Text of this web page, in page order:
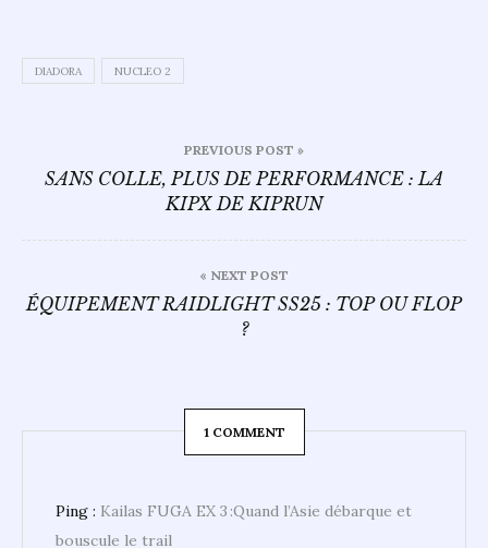
DIADORA NUCLEO 2
de
PREVIOUS POST »
SANS COLLE, PLUS DE PERFORMANCE : LA
KIPX DE KIPRUN
« NEXT POST
ÉQUIPEMENT RAIDLIGHT SS25 : TOP OU FLOP
?
1 COMMENT
Ping : Kailas FUGA EX 3 :Quand l’Asie débarque et
bouscule le trail